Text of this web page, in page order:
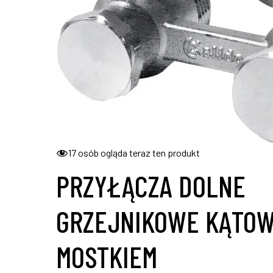
17osób ogląda teraz ten produkt
PRZYŁĄCZA DOLNE
GRZEJNIKOWE
MOSTKIEM